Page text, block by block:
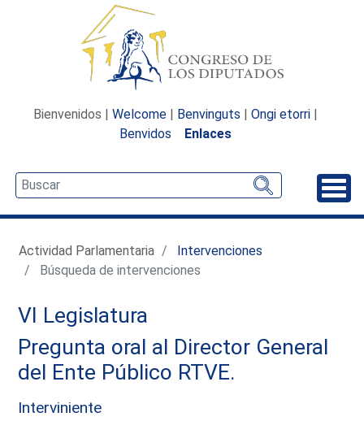
Bienvenidos | Welcome | Benvinguts | Ongi etorri |
Benvidos
Enlaces
Actividad Parlamentaria
Intervenciones
Búsqueda de intervenciones
VI Legislatura
Pregunta oral al Director General
del Ente Público RTVE.
Interviniente